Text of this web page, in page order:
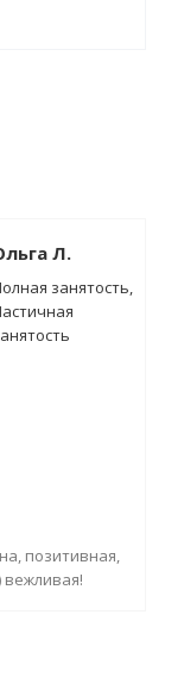
Л.
занятость,
позитивная,